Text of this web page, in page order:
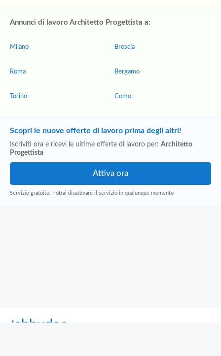
Annunci di lavoro Architetto Progettista a:
Milano
Roma
Torino
Brescia
Bergamo
Como
Scopri le nuove offerte di lavoro prima degli altri!
Iscriviti ora e ricevi le ultime offerte di lavoro per: Architetto
Progettista
Servizio gratuito. Potrai disattivare il servizio in qualunque momento
Jobbydoo